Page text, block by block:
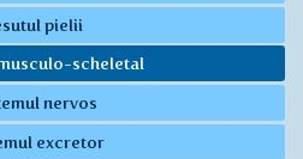
pielii
scheletal
nervos
excretor